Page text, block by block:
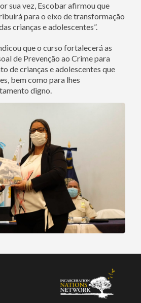
sua vez, Escobar afirmou que
para o eixo de transformação
crianças e adolescentes”.
que o curso fortalecerá as
de Prevenção ao Crime para
de crianças e adolescentes que
bem como para lhes
digno.